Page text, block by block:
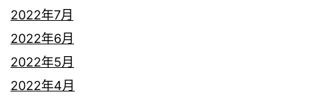
2022年7月
2022年6月
2022年5月
2022年4月